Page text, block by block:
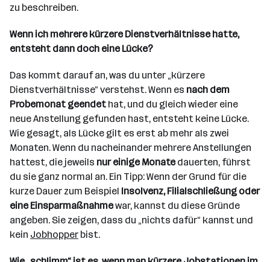
zu beschreiben.
Wenn ich mehrere kürzere Dienstverhältnisse hatte,
entsteht dann doch eine Lücke?
Das kommt darauf an, was du unter „kürzere
Dienstverhältnisse“ verstehst. Wenn es nach dem
Probemonat geendet hat, und du gleich wieder eine
neue Anstellung gefunden hast, entsteht keine Lücke.
Wie gesagt, als Lücke gilt es erst ab mehr als zwei
Monaten. Wenn du nacheinander mehrere Anstellungen
hattest, die jeweils nur einige Monatedauerten, führst
du sie ganz normal an. Ein Tipp: Wenn der Grund für die
kurze Dauer zum Beispiel Insolvenz, Filialschließung oder
eine Einsparmaßnahmewar, kannst du diese Gründe
angeben. Sie zeigen, dass du „nichts dafür“ kannst und
kein Jobhopper bist.